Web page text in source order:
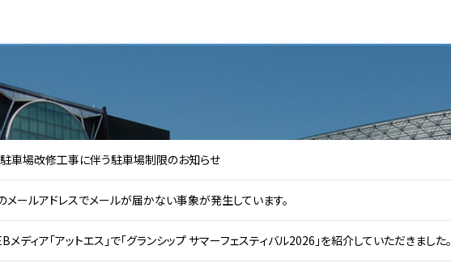
駐車場改修工事に伴う駐車場制限のお知らせ
メールアドレスでメールが届かない事象が発生しています。
ディア「アットエス」で「グランシップ サマーフェスティバル2026」を紹介していただきました。